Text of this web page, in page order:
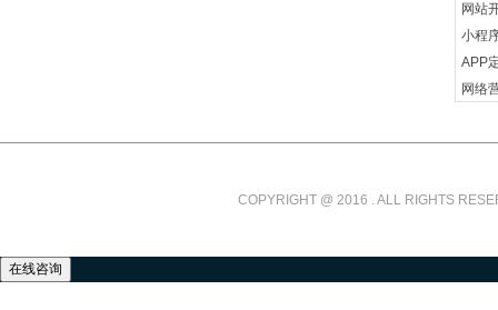
北
网站
小程
APP
网络
COPYRIGHT @ 2016 . ALL RIGHTS RESE